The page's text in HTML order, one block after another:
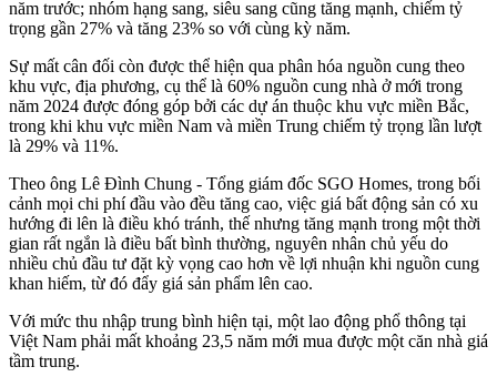
năm trước; nhóm hạng sang, siêu sang cũng tăng mạnh, chiếm tỷ
trọng gần 27% và tăng 23% so với cùng kỳ năm.
Sự mất cân đối còn được thể hiện qua phân hóa nguồn cung theo
khu vực, địa phương, cụ thể là 60% nguồn cung nhà ở mới trong
năm 2024 được đóng góp bởi các dự án thuộc khu vực miền Bắc,
trong khi khu vực miền Nam và miền Trung chiếm tỷ trọng lần lượt
là 29% và 11%.
Theo ông Lê Đình Chung - Tổng giám đốc SGO Homes, trong bối
cảnh mọi chi phí đầu vào đều tăng cao, việc giá bất động sản có xu
hướng đi lên là điều khó tránh, thế nhưng tăng mạnh trong một thời
gian rất ngắn là điều bất bình thường, nguyên nhân chủ yếu do
nhiều chủ đầu tư đặt kỳ vọng cao hơn về lợi nhuận khi nguồn cung
khan hiếm, từ đó đẩy giá sản phẩm lên cao.
Với mức thu nhập trung bình hiện tại, một lao động phổ thông tại
Việt Nam phải mất khoảng 23,5 năm mới mua được một căn nhà giá
tầm trung.